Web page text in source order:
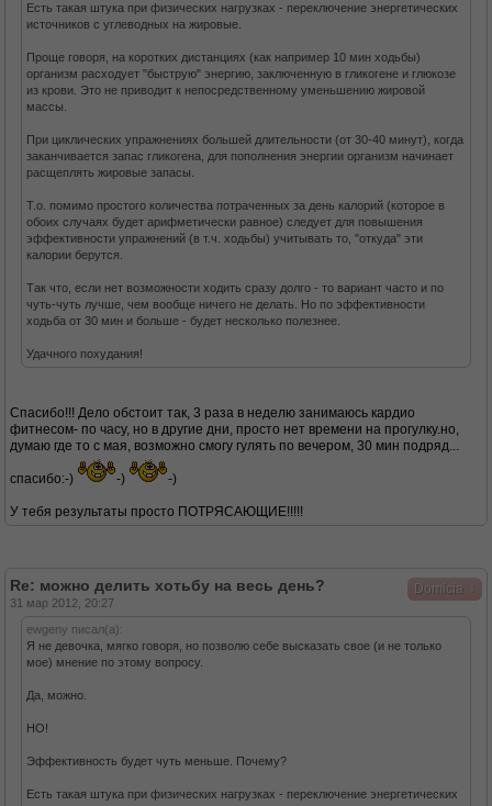
Есть такая штука при физических нагрузках - переключение энергетических
источников с углеводных на жировые.
Проще говоря, на коротких дистанциях (как например 10 мин ходьбы)
организм расходует "быструю" энергию, заключенную в гликогене и глюкозе
из крови. Это не приводит к непосредственному уменьшению жировой
массы.
При циклических упражнениях большей длительности (от 30-40 минут), когда
заканчивается запас гликогена, для пополнения энергии организм начинает
расщеплять жировые запасы.
Т.о. помимо простого количества потраченных за день калорий (которое в
обоих случаях будет арифметически равное) следует для повышения
эффективности упражнений (в т.ч. ходьбы) учитывать то, "откуда" эти
калории берутся.
Так что, если нет возможности ходить сразу долго - то вариант часто и по
чуть-чуть лучше, чем вообще ничего не делать. Но по эффективности
ходьба от 30 мин и больше - будет несколько полезнее.
Удачного похудания!
Спасибо!!! Дело обстоит так, 3 раза в неделю занимаюсь кардио
фитнесом- по часу, но в другие дни, просто нет времени на прогулку.но,
думаю где то с мая, возможно смогу гулять по вечером, 30 мин подряд...
спасибо:-) -) -)
У тебя результаты просто ПОТРЯСАЮЩИЕ!!!!!
Domicia
Re: можно делить хотьбу на весь день?
31 мар 2012, 20:27
ewgeny писал(а):
Я не девочка, мягко говоря, но позволю себе высказать свое (и не только
мое) мнение по этому вопросу.
Да, можно.
НО!
Эффективность будет чуть меньше. Почему?
Есть такая штука при физических нагрузках - переключение энергетических